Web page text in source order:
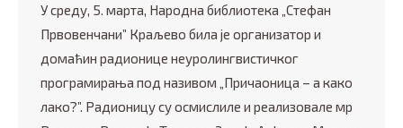
У среду, 5. марта, Народна библиотека „Стефан
Првовенчани” Краљево била је организатор и
домаћин радионице неуролингвистичког
програмирања под називом „Причаоница – а како
лако?”. Радионицу су осмислиле и реализовале мр